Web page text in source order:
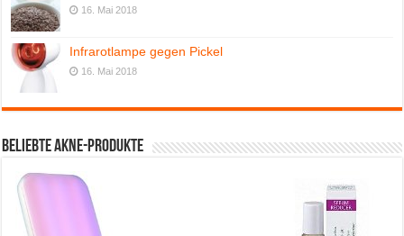
16. Mai 2018
Infrarotlampe gegen Pickel
16. Mai 2018
Beliebte Akne-Produkte